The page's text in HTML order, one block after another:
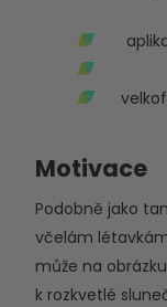
Podobně jako
včelám
může na
k rozkvetlé